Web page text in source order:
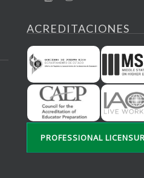
ACREDITACIONES
PROFESSIONAL